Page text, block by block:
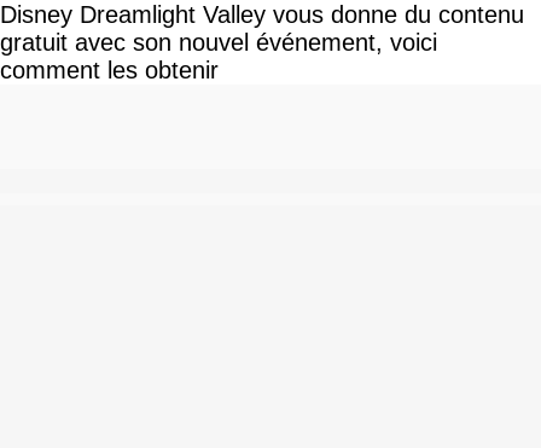
Disney Dreamlight Valley vous donne du contenu
gratuit avec son nouvel événement, voici
comment les obtenir